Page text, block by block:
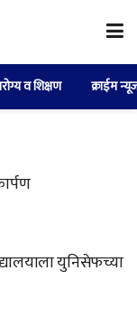
व शिक्षण क्राईम
युनिसेफच्या